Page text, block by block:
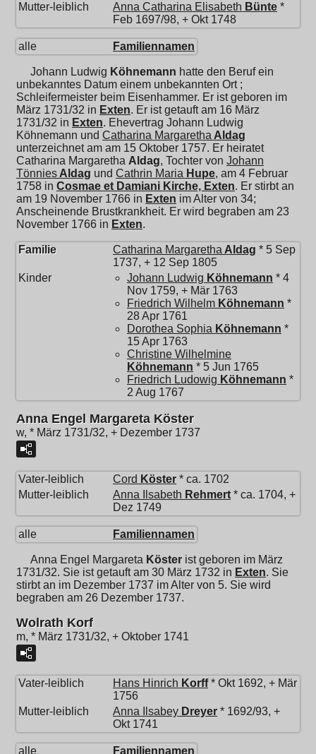
Mutter-leiblich
Anna Catharina Elisabeth Bünte *
Feb 1697/98, + Okt 1748
alle Familiennamen
Johann Ludwig Köhnemann hatte den Beruf ein
unbekanntes Datum einem unbekannten Ort ;
Schleifermeister beim Eisenhammer. Er ist geboren im
März 1731/32 in Exten. Er ist getauft am 16 März
1731/32 in Exten. Ehevertrag Johann Ludwig
Köhnemann und Catharina Margaretha Aldag
unterzeichnet am am 15 Oktober 1757. Er heiratet
Catharina Margaretha Aldag, Tochter von Johann
Tönnies Aldag und Cathrin Maria Hupe, am 4 Februar
1758 in Cosmae et Damiani Kirche, Exten. Er stirbt an
am 19 November 1766 in Exten im Alter von 34;
Anscheinende Brustkrankheit. Er wird begraben am 23
November 1766 in Exten.
Familie Catharina Margaretha Aldag * 5 Sep
1737, + 12 Sep 1805
Kinder
Johann Ludwig Köhnemann * 4
Nov 1759, + Mär 1763
Friedrich Wilhelm Köhnemann *
28 Apr 1761
Dorothea Sophia Köhnemann *
15 Apr 1763
Christine Wilhelmine
Köhnemann * 5 Jun 1765
Friedrich Ludowig Köhnemann *
2 Aug 1767
Anna Engel Margareta Köster
w, * März 1731/32, + Dezember 1737
Vater-leiblich Cord Köster * ca. 1702
Mutter-leiblich
Anna Ilsabeth Rehmert * ca. 1704, +
Dez 1749
alle Familiennamen
Anna Engel Margareta Köster ist geboren im März
1731/32. Sie ist getauft am 30 März 1732 in Exten. Sie
stirbt an im Dezember 1737 im Alter von 5. Sie wird
begraben am 26 Dezember 1737.
Wolrath Korf
m, * März 1731/32, + Oktober 1741
Vater-leiblich Hans Hinrich Korff* Okt 1692, + Mär
1756
Mutter-leiblich
Anna Ilsabey Dreyer * 1692/93, +
Okt 1741
alle Familiennamen